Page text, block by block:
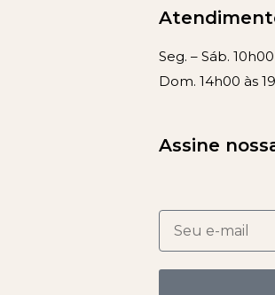
Seg. – Sáb.
Dom. 14h00 às
Assine